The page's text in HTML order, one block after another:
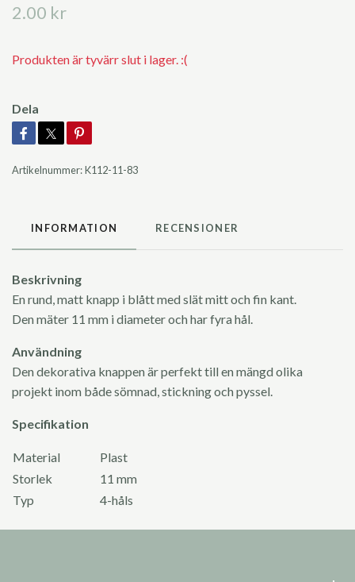
2.00 kr
Produkten är tyvärr slut i lager. :(
Dela
Artikelnummer:K112-11-83
INFORMATION RECENSIONER
Beskrivning
En rund, matt knapp i blått med slät mitt och fin kant.
Den mäter 11 mm i diameter och har fyra hål.
Användning
Den dekorativa knappen är perfekt till en mängd olika
projekt inom både sömnad, stickning och pyssel.
Specifikation
Material
Plast
Storlek
11 mm
Typ
4-håls